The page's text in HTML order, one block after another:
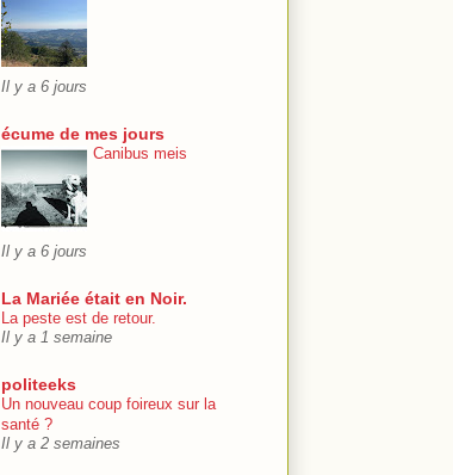
Il y a 6 jours
écume de mes jours
Canibus meis
Il y a 6 jours
La Mariée était en Noir.
La peste est de retour.
Il y a 1 semaine
politeeks
Un nouveau coup foireux sur la
santé ?
Il y a 2 semaines